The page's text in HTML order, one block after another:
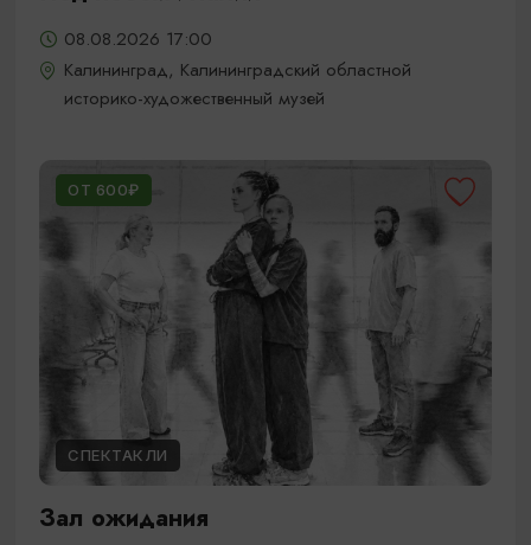
08.08.2026 17:00
Калининград, Калининградский областной
историко-художественный музей
ОТ 600₽
СПЕКТАКЛИ
Зал ожидания